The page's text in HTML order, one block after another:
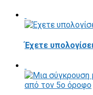
Έχετε